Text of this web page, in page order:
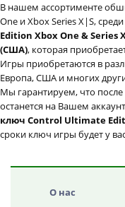
В нашем ассортименте
One и Xbox Series X|S,
Edition Xbox One & Series
(США), которая
Игры приобретаются в
Европа, США и многих
Мы гарантируем, что после
останется на Вашем
ключ Control Ultimate
сроки ключ игры будет у
О нас